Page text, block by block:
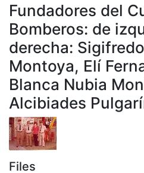
Fundadores del
Bomberos: de
derecha:
Montoya, Elí
Blanca Nubia
Alcibiades
Files